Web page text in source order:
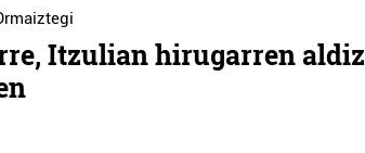
Itzulian hirugarren aldiz